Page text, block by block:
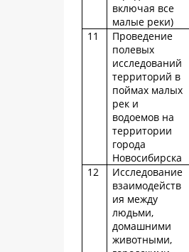
включая все
малые реки)
11
Проведение
полевых
исследований
территорий в
поймах малых
рек и
водоемов на
территории
города
Новосибирска
12
Исследование
взаимодейств
ия между
людьми,
домашними
животными,